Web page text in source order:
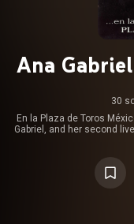
Ana
30
En la Plaza de Toros
Gabriel, and her second
tribute to the
Juan Gabriel. This new
https://en.wikipedia.org/